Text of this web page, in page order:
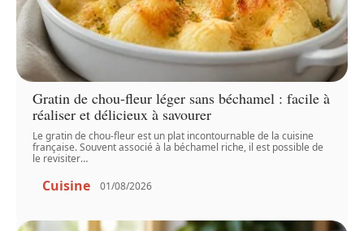
Gratin de chou-fleur léger sans béchamel : facile à
réaliser et délicieux à savourer
Le gratin de chou-fleur est un plat incontournable de la cuisine
française. Souvent associé à la béchamel riche, il est possible de
le revisiter…
Cuisine 01/08/2026